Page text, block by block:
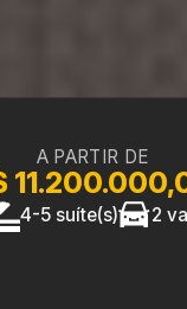
A PARTIR DE
4-5 suíte(s)
2